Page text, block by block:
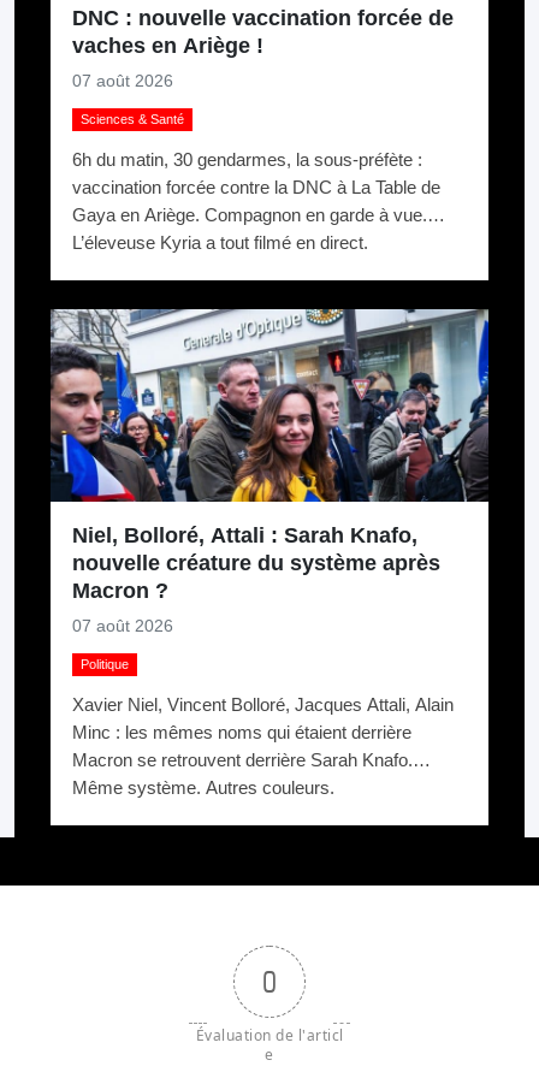
DNC : nouvelle vaccination forcée de
vaches en Ariège !
07 août 2026
Sciences & Santé
6h du matin, 30 gendarmes, la sous-préfète :
vaccination forcée contre la DNC à La Table de
Gaya en Ariège. Compagnon en garde à vue.
L’éleveuse Kyria a tout filmé en direct.
Niel, Bolloré, Attali : Sarah Knafo,
nouvelle créature du système après
Macron ?
07 août 2026
Politique
Xavier Niel, Vincent Bolloré, Jacques Attali, Alain
Minc : les mêmes noms qui étaient derrière
Macron se retrouvent derrière Sarah Knafo.
Même système. Autres couleurs.
0
Évaluation de l'articl
e